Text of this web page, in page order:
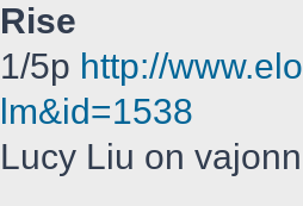
Rise
1/5p http://
lm&id=1538
Lucy Liu on